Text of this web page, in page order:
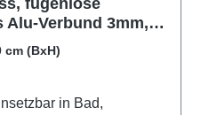
Alu-Verbund 3mm,
cm (BxH)